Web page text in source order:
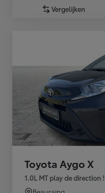
Vergelijken
Toyota Aygo X
1.0L MT play de direction !